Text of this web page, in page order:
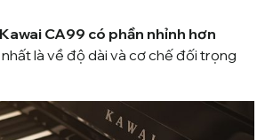
Kawai CA99 có phần nhỉnh hơn
nhất là về độ dài và cơ chế đối trọng